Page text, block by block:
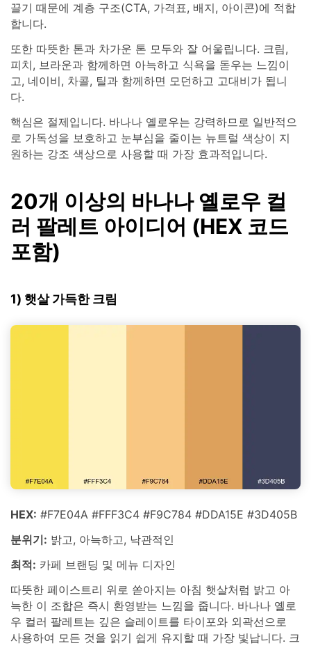
끌기 때문에 계층 구조(CTA, 가격표, 배지, 아이콘)에 적합
합니다.
또한 따뜻한 톤과 차가운 톤 모두와 잘 어울립니다. 크림,
피치, 브라운과 함께하면 아늑하고 식욕을 돋우는 느낌이
고, 네이비, 차콜, 틸과 함께하면 모던하고 고대비가 됩니
다.
핵심은 절제입니다. 바나나 옐로우는 강력하므로 일반적으
로 가독성을 보호하고 눈부심을 줄이는 뉴트럴 색상이 지
원하는 강조 색상으로 사용할 때 가장 효과적입니다.
20개 이상의 바나나 옐로우 컬
러 팔레트 아이디어 (HEX 코드
포함)
1) 햇살 가득한 크림
HEX: #F7E04A #FFF3C4 #F9C784 #DDA15E #3D405B
분위기: 밝고, 아늑하고, 낙관적인
최적: 카페 브랜딩 및 메뉴 디자인
따뜻한 페이스트리 위로 쏟아지는 아침 햇살처럼 밝고 아
늑한 이 조합은 즉시 환영받는 느낌을 줍니다. 바나나 옐로
우 컬러 팔레트는 깊은 슬레이트를 타이포와 외곽선으로
사용하여 모든 것을 읽기 쉽게 유지할 때 가장 빛납니다. 크